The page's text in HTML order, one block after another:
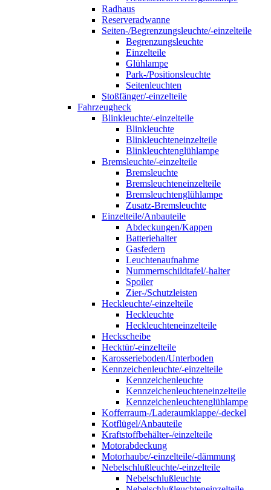
Radhaus
Reserveradwanne
Seiten-/Begrenzungsleuchte/-einzelteile
Begrenzungsleuchte
Einzelteile
Glühlampe
Park-/Positionsleuchte
Seitenleuchten
Stoßfänger/-einzelteile
Fahrzeugheck
Blinkleuchte/-einzelteile
Blinkleuchte
Blinkleuchteneinzelteile
Blinkleuchtenglühlampe
Bremsleuchte/-einzelteile
Bremsleuchte
Bremsleuchteneinzelteile
Bremsleuchtenglühlampe
Zusatz-Bremsleuchte
Einzelteile/Anbauteile
Abdeckungen/Kappen
Batteriehalter
Gasfedern
Leuchtenaufnahme
Nummernschildtafel/-halter
Spoiler
Zier-/Schutzleisten
Heckleuchte/-einzelteile
Heckleuchte
Heckleuchteneinzelteile
Heckscheibe
Hecktür/-einzelteile
Karosserieboden/Unterboden
Kennzeichenleuchte/-einzelteile
Kennzeichenleuchte
Kennzeichenleuchteneinzelteile
Kennzeichenleuchtenglühlampe
Kofferraum-/Laderaumklappe/-deckel
Kotflügel/Anbauteile
Kraftstoffbehälter-/einzelteile
Motorabdeckung
Motorhaube/-einzelteile/-dämmung
Nebelschlußleuchte/-einzelteile
Nebelschlußleuchte